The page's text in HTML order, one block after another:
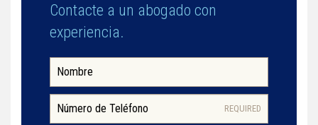
Contacte a un abogado con
experiencia.
REQUIRED